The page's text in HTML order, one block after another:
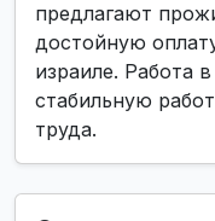
предлагают
достойную
израиле. Работа
стабильную
труда.